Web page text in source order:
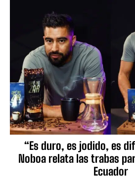
“Es duro, es jodido, es
Noboa relata las trabas
Ecuador